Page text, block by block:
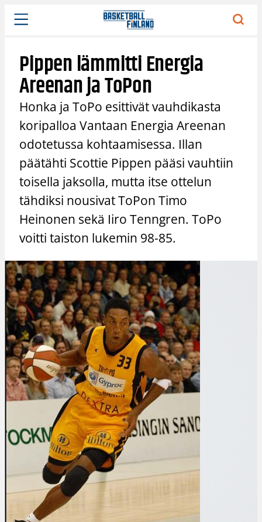
Siirry
sisältöön
Pippen lämmitti Energia
Areenan ja ToPon
Honka ja ToPo esittivät vauhdikasta
koripalloa Vantaan Energia Areenan
odotetussa kohtaamisessa. Illan
päätähti Scottie Pippen pääsi vauhtiin
toisella jaksolla, mutta itse ottelun
tähdiksi nousivat ToPon Timo
Heinonen sekä Iiro Tenngren. ToPo
voitti taiston lukemin 98-85.